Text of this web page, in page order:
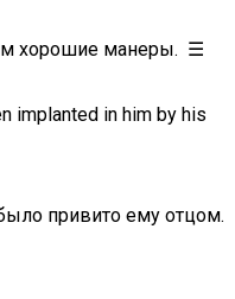
хорошие манеры. ☰
implanted in him by his
привито ему отцом.